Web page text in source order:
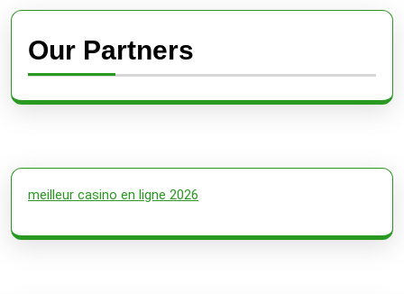
Our Partners
meilleur casino en ligne 2026